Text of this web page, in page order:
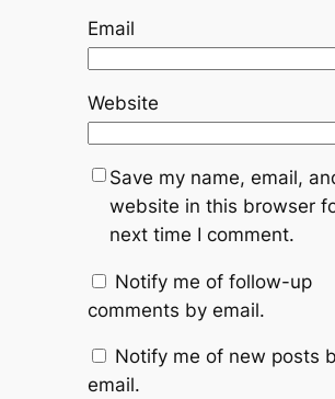
Email
Website
Save my name, email,
website in this browser
next time I comment.
Notify me of follow-up
comments by email.
Notify me of new posts
email.